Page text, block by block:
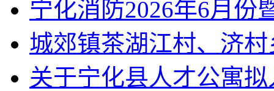
宁化消防2026年6月
城郊镇茶湖江村、济
关于宁化县人才公寓